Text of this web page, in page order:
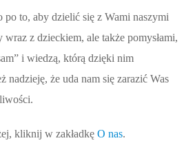
po to, aby dzielić się z Wami naszymi
z dzieckiem, ale także pomysłami,
i wiedzą, którą dzięki nim
że uda nam się zarazić Was
kliknij w zakładkę O nas.